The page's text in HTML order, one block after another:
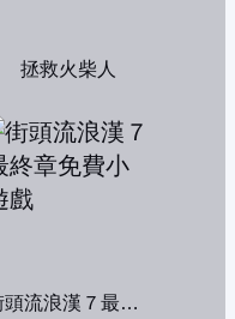
拯救火柴人
街頭流浪漢７最終章